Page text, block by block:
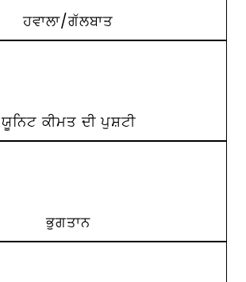
ਹਵਾਲਾ/ਗੱਲਬਾਤ
ਯੂਨਿਟ ਕੀਮਤ ਦੀ ਪੁਸ਼ਟੀ
ਭੁਗਤਾਨ